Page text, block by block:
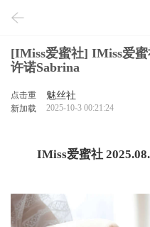
[IMiss爱蜜社] IMiss爱蜜
许诺Sabrina
点击重
新加载
魅丝社
2025-10-3 00:21:24
IMiss爱蜜社